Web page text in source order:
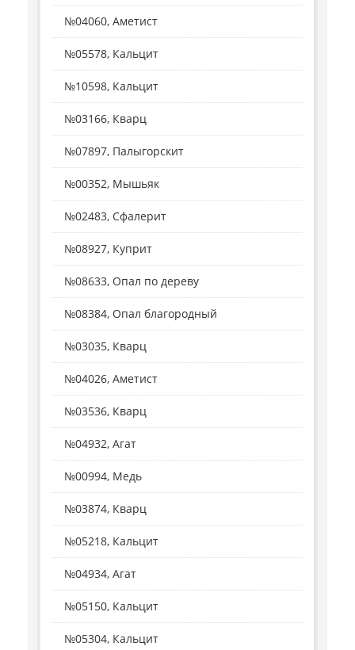
№04060, Аметист
№05578, Кальцит
№10598, Кальцит
№03166, Кварц
№07897, Палыгорскит
№00352, Мышьяк
№02483, Сфалерит
№08927, Куприт
№08633, Опал по дереву
№08384, Опал благородный
№03035, Кварц
№04026, Аметист
№03536, Кварц
№04932, Агат
№00994, Медь
№03874, Кварц
№05218, Кальцит
№04934, Агат
№05150, Кальцит
№05304, Кальцит